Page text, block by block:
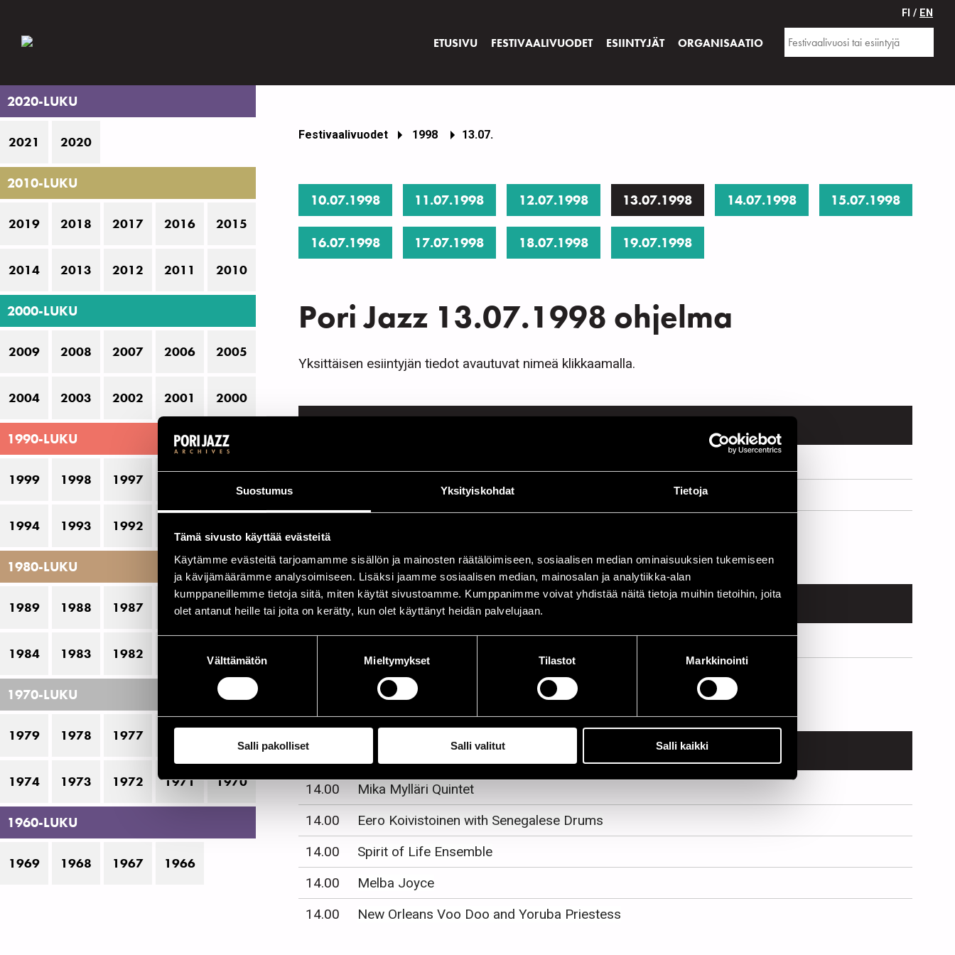
Suostumus Yksityiskohdat Tietoja
Tämä sivusto käyttää evästeitä
Käytämme evästeitä tarjoamamme sisällön ja mainosten räätälöimiseen, sosiaalisen median ominaisuuksien tukemiseen
ja kävijämäärämme analysoimiseen. Lisäksi jaamme sosiaalisen median, mainosalan ja analytiikka-alan
kumppaneillemme tietoja siitä, miten käytät sivustoamme. Kumppanimme voivat yhdistää näitä tietoja muihin tietoihin, joita
olet antanut heille tai joita on kerätty, kun olet käyttänyt heidän palvelujaan.
Välttämätön Mieltymykset Tilastot Markkinointi
Salli pakolliset Salli valitut Salli kaikki
ETUSIVU FESTIVAALIVUODET ESIINTYJÄT ORGANISAATIO
FI / EN
2020-LUKU
2021 2020
2010-LUKU
2019 2018 2017 2016 2015
2014 2013 2012 2011 2010
2000-LUKU
2009 2008 2007 2006 2005
2004 2003 2002 2001 2000
1990-LUKU
1999 1998 1997
1994 1993 1992
1980-LUKU
1989 1988 1987 1986 1985
1984 1983 1982 1980
1970-LUKU
1979 1978 1977
1974 1973 1972 1971 1970
1960-LUKU
1969 1968 1967 1966
Festivaalivuodet 1998 13.07.
10.07.1998 11.07.1998 12.07.1998 13.07.1998 14.07.1998 15.07.1998
16.07.1998 17.07.1998 18.07.1998 19.07.1998
Pori Jazz 13.07.1998 ohjelma
Yksittäisen esiintyjän tiedot avautuvat nimeä klikkaamalla.
Poriginal Quartet feat. Antti Sarpila
CAFE JAZZ
Rosenberg Trio
R&B STAGE
14.00
Mika Mylläri Quintet
14.00
Eero Koivistoinen with Senegalese Drums
14.00
Spirit of Life Ensemble
14.00
Melba Joyce
14.00
New Orleans Voo Doo and Yoruba Priestess